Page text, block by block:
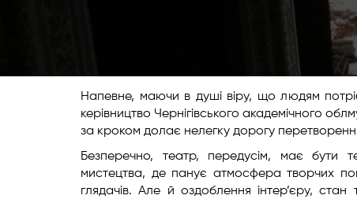
Напевне, маючи в душі віру, що людям
керівництво Чернігівського академічного
за кроком долає нелегку дорогу
Безперечно, театр, передусім, має бути
мистецтва, де панує атмосфера творчих
глядачів. Але й оздоблення інтер’єру,